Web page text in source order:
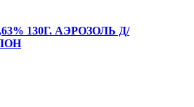
130Г. АЭРОЗОЛЬ Д/